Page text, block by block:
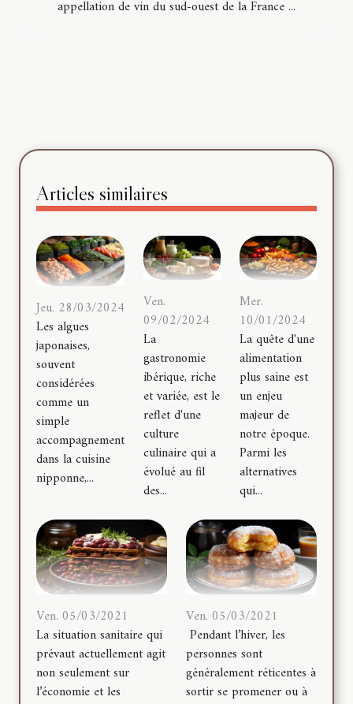
appellation de vin du sud-ouest de la France ...
Articles similaires
Jeu. 28/03/2024
Les algues
japonaises,
souvent
considérées
comme un
simple
accompagnement
dans la cuisine
nipponne,...
Ven.
09/02/2024
La
gastronomie
ibérique, riche
et variée, est le
reflet d'une
culture
culinaire qui a
évolué au fil
des...
Mer.
10/01/2024
La quête d'une
alimentation
plus saine est
un enjeu
majeur de
notre époque.
Parmi les
alternatives
qui...
Ven. 05/03/2021
La situation sanitaire qui
prévaut actuellement agit
non seulement sur
l’économie et les
Ven. 05/03/2021
Pendant l’hiver, les
personnes sont
généralement réticentes à
sortir se promener ou à